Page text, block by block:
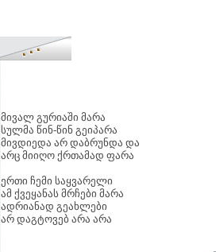
მივალ გურიაში მარა
სულმა წინ-წინ გეიპარა
მივდიედა არ დაბრუნდა და
არც მიიღო ქრთამად ფარა
ერთი ჩემი საყვარელი
ამ ქვეყანას მრჩები მარა
ადრიანად გეახლები
არ დაგტოვებ არა არა